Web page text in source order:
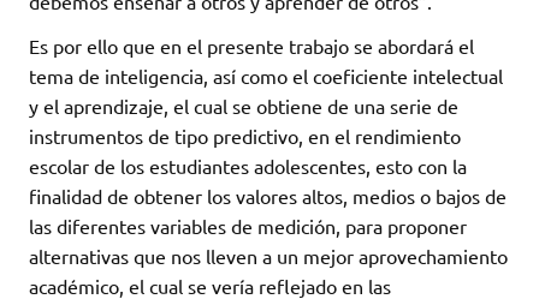
Es por ello que en el presente trabajo se abordará el
tema de inteligencia, así como el coeficiente intelectual
y el aprendizaje, el cual se obtiene de una serie de
instrumentos de tipo predictivo, en el rendimiento
escolar de los estudiantes adolescentes, esto con la
finalidad de obtener los valores altos, medios o bajos de
las diferentes variables de medición, para proponer
alternativas que nos lleven a un mejor aprovechamiento
académico, el cual se vería reflejado en las